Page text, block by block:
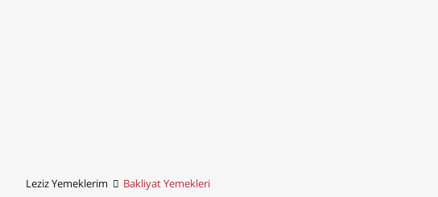
Leziz Yemeklerim Bakliyat Yemekleri